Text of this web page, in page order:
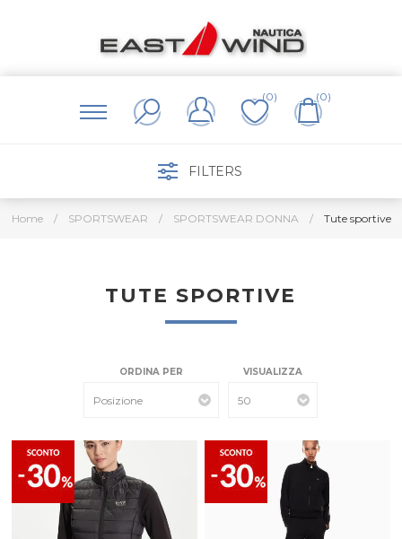
(0) (0)
FILTERS
Home / SPORTSWEAR / SPORTSWEAR DONNA / Tute sportive
TUTE SPORTIVE
ORDINA PER VISUALIZZA